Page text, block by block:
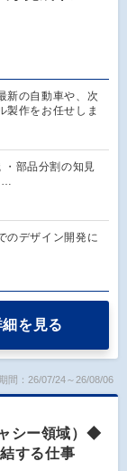
新の自動車や、次
製作をお任せしま
・部品分割の知見
…
のデザイン開発に
細を見る
間：26/07/24～26/08/06
シー領域）◆
する仕事